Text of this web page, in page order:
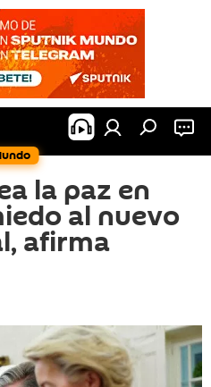
la paz en
al nuevo
afirma